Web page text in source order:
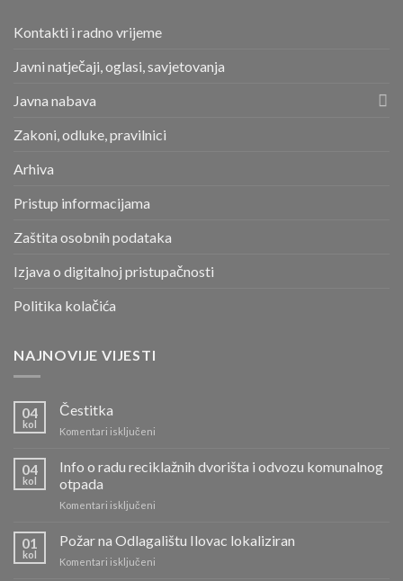
Kontakti i radno vrijeme
Javni natječaji, oglasi, savjetovanja
Javna nabava
Zakoni, odluke, pravilnici
Arhiva
Pristup informacijama
Zaštita osobnih podataka
Izjava o digitalnoj pristupačnosti
Politika kolačića
NAJNOVIJE VIJESTI
04
kol
Čestitka
Komentari isključeni
04
kol
Info o radu reciklažnih dvorišta i odvozu komunalnog
otpada
Komentari isključeni
01
kol
Požar na Odlagalištu Ilovac lokaliziran
Komentari isključeni